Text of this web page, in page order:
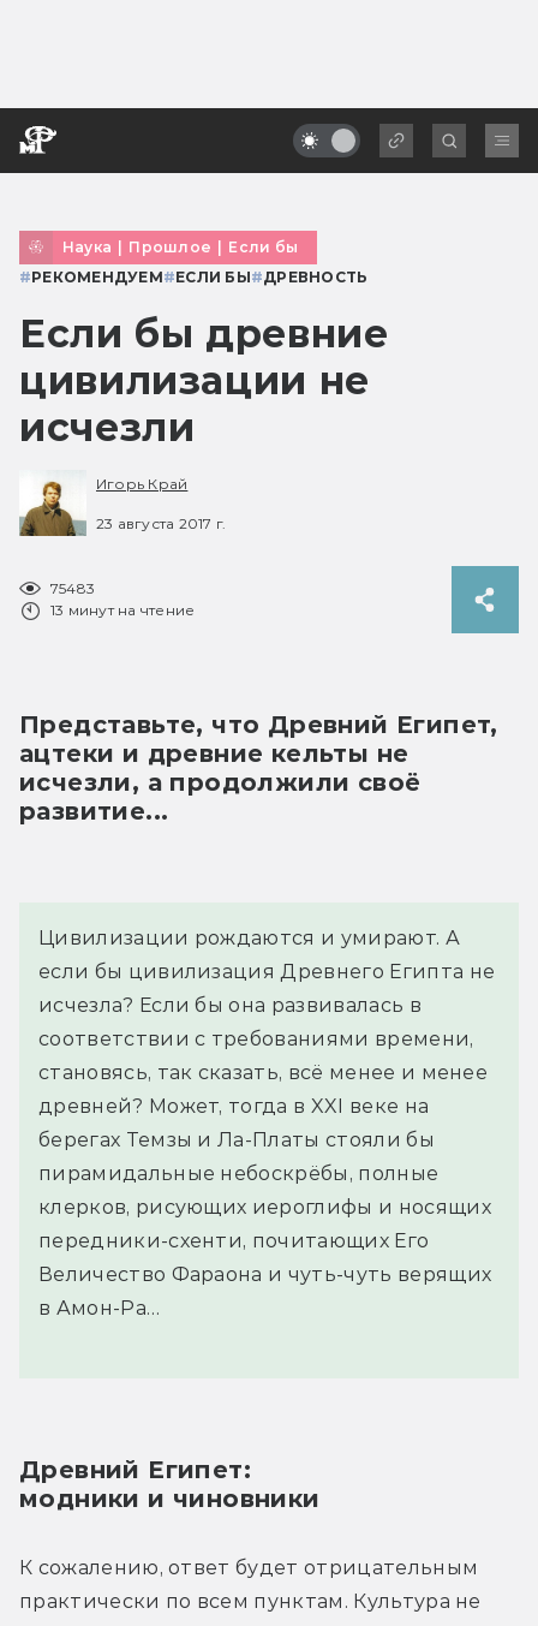
Наука | Прошлое | Если бы
#РЕКОМЕНДУЕМ#ЕСЛИ БЫ#ДРЕВНОСТЬ
Если бы древние
цивилизации не
исчезли
Игорь Край
23 августа 2017 г.
75483
13 минут на чтение
Представьте, что Древний Египет,
ацтеки и древние кельты не
исчезли, а продолжили своё
развитие...
Цивилизации рождаются и умирают. А
если бы цивилизация Древнего Египта не
исчезла? Если бы она развивалась в
соответствии с требованиями времени,
становясь, так сказать, всё менее и менее
древней? Может, тогда в XXI веке на
берегах Темзы и Ла-Платы стояли бы
пирамидальные небоскрёбы, полные
клерков, рисующих иероглифы и носящих
передники-схенти, почитающих Его
Величество Фараона и чуть-чуть верящих
в Амон-Ра…
Древний Египет:
модники и чиновники
К сожалению, ответ будет отрицательным
практически по всем пунктам. Культура не